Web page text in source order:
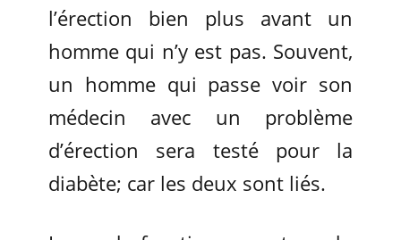
l’érection bien plus avant un
homme qui n’y est pas. Souvent,
un homme qui passe voir son
médecin avec un problème
d’érection sera testé pour la
diabète; car les deux sont liés.